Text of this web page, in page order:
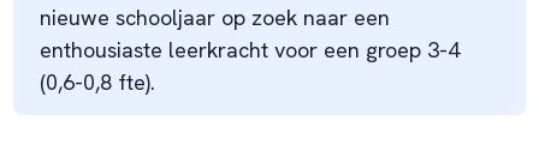
nieuwe schooljaar op zoek naar een
enthousiaste leerkracht voor een groep 3-4
(0,6-0,8 fte).